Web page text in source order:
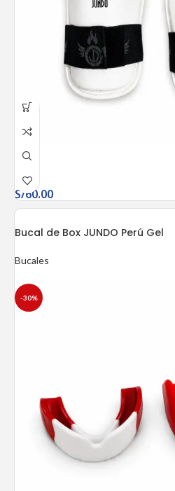
S/60.00
-30%
Bucal de Box JUNDO Perú Gel
Bucales